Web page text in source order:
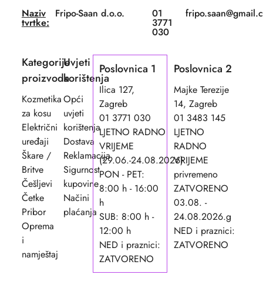
Naziv
tvrtke:
Fripo-Saan d.o.o. 01
3771
030
Kategorije
proizvoda
Kozmetika
za kosu
Električni
uređaji
Škare /
Britve
Češljevi
Četke
Pribor
Oprema
i
namještaj
Uvjeti
korištenja
Opći
uvjeti
korištenja
Dostava
Reklamacija
Sigurnost
kupovine
Načini
plaćanja
Poslovnica 1
Ilica 127,
Zagreb
01 3771 030
LJETNO RADNO
VRIJEME
(29.06.-24.08.2026)
PON - PET:
8:00 h - 16:00
h
SUB: 8:00 h -
12:00 h
NED i praznici:
ZATVORENO
Poslovnica 2
Majke Terezije
14, Zagreb
01 3483 145
LJETNO
RADNO
VRIJEME
privremeno
ZATVORENO
03.08. -
24.08.2026.g
NED i praznici:
ZATVORENO